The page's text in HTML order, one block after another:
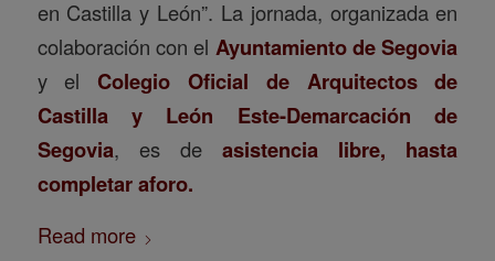
en Castilla y León”. La jornada, organizada en
colaboración con el Ayuntamiento de Segovia
y el Colegio Oficial de Arquitectos de
Castilla y León Este-Demarcación de
Segovia, es deasistencia libre, hasta
completar aforo.
Read more